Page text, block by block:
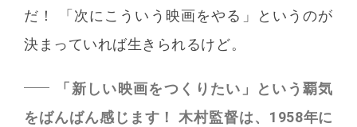
だ！ 「次にこういう映画をやる」というのが
決まっていれば生きられるけど。
「新しい映画をつくりたい」という覇気
をばんばん感じます！ 木村監督は、1958年に